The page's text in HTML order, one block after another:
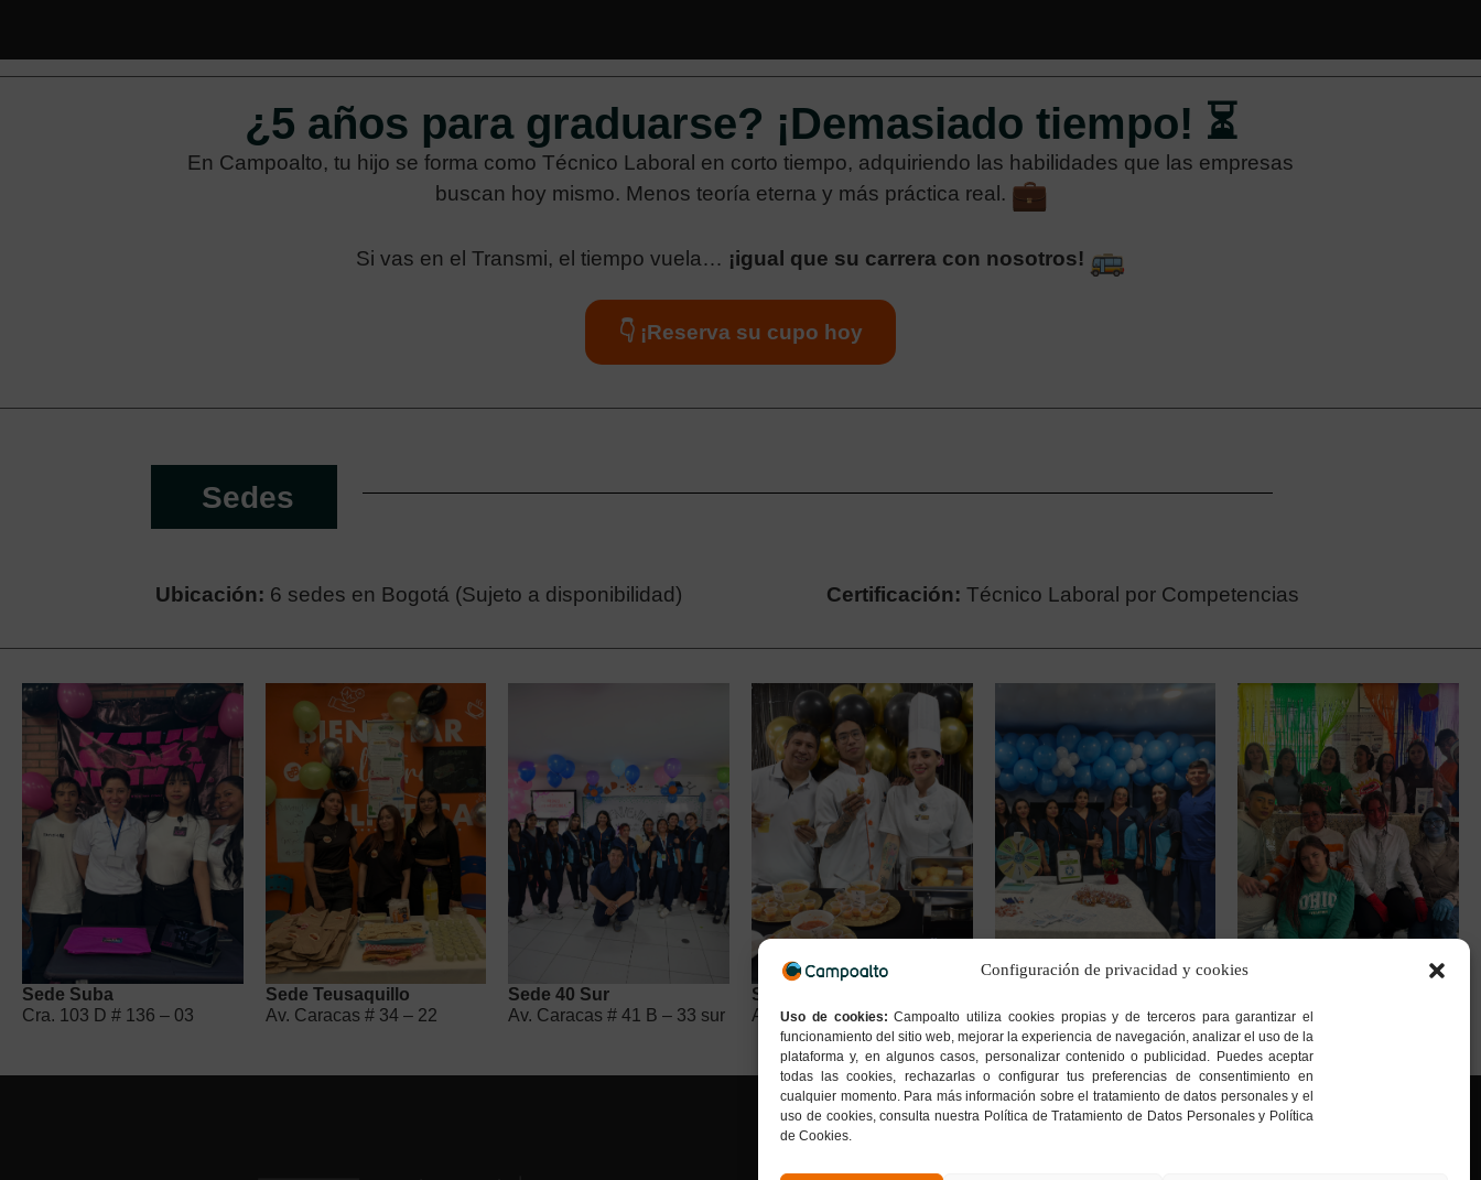
Configuración de privacidad y cookies
Uso de cookies:Campoalto utiliza cookies propias y de terceros para garantizar el
funcionamiento del sitio web, mejorar la experiencia de navegación, analizar el uso de la
plataforma y, en algunos casos, personalizar contenido o publicidad. Puedes aceptar
todas las cookies, rechazarlas o configurar tus preferencias de consentimiento en
cualquier momento. Para más información sobre el tratamiento de datos personales y el
uso de cookies, consulta nuestra Política de Tratamiento de Datos Personales y Política
de Cookies.
¿5 años para graduarse? ¡Demasiado tiempo! ⏳
En Campoalto, tu hijo se forma como Técnico Laboral en corto tiempo, adquiriendo las habilidades que las empresas
buscan hoy mismo. Menos teoría eterna y más práctica real.
Si vas en el Transmi, el tiempo vuela… ¡igual que su carrera con nosotros!
👇 ¡Reserva su cupo hoy
Sedes
Ubicación: 6 sedes en Bogotá (Sujeto a disponibilidad) Certificación: Técnico Laboral por Competencias
Sede Suba
Cra. 103 D # 136 – 03
Sede Teusaquillo
Av. Caracas # 34 – 22
Sede 40 Sur
Av. Caracas # 41 B – 33 sur
Sede Kennedy
Av. Boyacá # 37- 55 sur
Calle 65 Sur # 77G – 75
Cra. 7 G # 158a – 20